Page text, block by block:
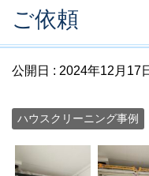
ご依頼
公開日 : 2024年12月17
ハウスクリーニング事例